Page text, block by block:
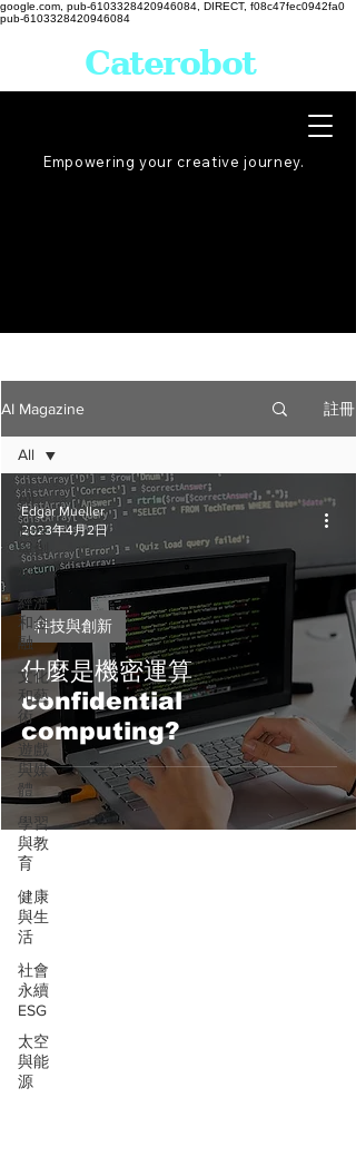
google.com, pub-6103328420946084, DIRECT, f08c47fec0942fa0
pub-6103328420946084
Empowering your creative journey.
Caterobot
AI Magazine 註冊
All
科技
與創
新
經濟
和金
融
文化
和藝
術
遊戲
與媒
體
學習
與教
育
健康
與生
活
社會
永續
ESG
太空
與能
源
All
什麼是機密運算
confidential
computing?
科技與創新
Edgar Mueller
2023年4月2日